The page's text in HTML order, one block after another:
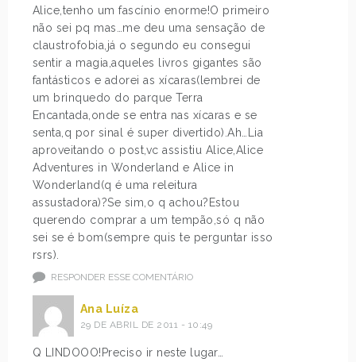
Alice,tenho um fascínio enorme!O primeiro
não sei pq mas…me deu uma sensação de
claustrofobia,já o segundo eu consegui
sentir a magia,aqueles livros gigantes são
fantásticos e adorei as xícaras(lembrei de
um brinquedo do parque Terra
Encantada,onde se entra nas xícaras e se
senta,q por sinal é super divertido).Ah…Lia
aproveitando o post,vc assistiu Alice,Alice
Adventures in Wonderland e Alice in
Wonderland(q é uma releitura
assustadora)?Se sim,o q achou?Estou
querendo comprar a um tempão,só q não
sei se é bom(sempre quis te perguntar isso
rsrs).
RESPONDER ESSE COMENTÁRIO
Ana Luíza
29 DE ABRIL DE 2011 - 10:49
Q LINDOOO!Preciso ir neste lugar…